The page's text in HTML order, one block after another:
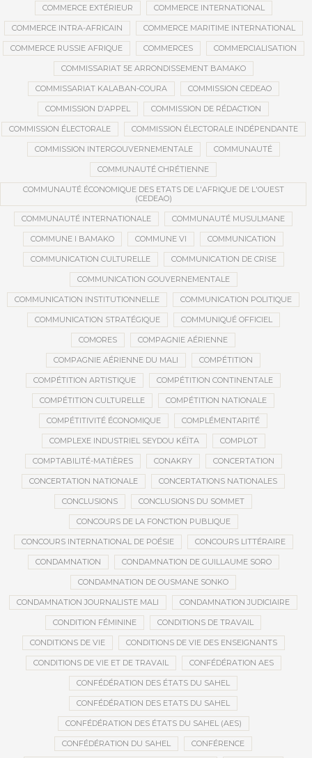
COMMERCE EXTÉRIEUR COMMERCE INTERNATIONAL
COMMERCE INTRA-AFRICAIN COMMERCE MARITIME INTERNATIONAL
COMMERCE RUSSIE AFRIQUE COMMERCES COMMERCIALISATION
COMMISSARIAT 5E ARRONDISSEMENT BAMAKO
COMMISSARIAT KALABAN-COURA COMMISSION CEDEAO
COMMISSION D’APPEL COMMISSION DE RÉDACTION
COMMISSION ÉLECTORALE COMMISSION ÉLECTORALE INDÉPENDANTE
COMMISSION INTERGOUVERNEMENTALE COMMUNAUTÉ
COMMUNAUTÉ CHRÉTIENNE
COMMUNAUTÉ ÉCONOMIQUE DES ETATS DE L'AFRIQUE DE L'OUEST
(CEDEAO)
COMMUNAUTÉ INTERNATIONALE COMMUNAUTÉ MUSULMANE
COMMUNE I BAMAKO COMMUNE VI COMMUNICATION
COMMUNICATION CULTURELLE COMMUNICATION DE CRISE
COMMUNICATION GOUVERNEMENTALE
COMMUNICATION INSTITUTIONNELLE COMMUNICATION POLITIQUE
COMMUNICATION STRATÉGIQUE COMMUNIQUÉ OFFICIEL
COMORES COMPAGNIE AÉRIENNE
COMPAGNIE AÉRIENNE DU MALI COMPÉTITION
COMPÉTITION ARTISTIQUE COMPÉTITION CONTINENTALE
COMPÉTITION CULTURELLE COMPÉTITION NATIONALE
COMPÉTITIVITÉ ÉCONOMIQUE COMPLÉMENTARITÉ
COMPLEXE INDUSTRIEL SEYDOU KÉÏTA COMPLOT
COMPTABILITÉ-MATIÈRES CONAKRY CONCERTATION
CONCERTATION NATIONALE CONCERTATIONS NATIONALES
CONCLUSIONS CONCLUSIONS DU SOMMET
CONCOURS DE LA FONCTION PUBLIQUE
CONCOURS INTERNATIONAL DE POÉSIE CONCOURS LITTÉRAIRE
CONDAMNATION CONDAMNATION DE GUILLAUME SORO
CONDAMNATION DE OUSMANE SONKO
CONDAMNATION JOURNALISTE MALI CONDAMNATION JUDICIAIRE
CONDITION FÉMININE CONDITIONS DE TRAVAIL
CONDITIONS DE VIE CONDITIONS DE VIE DES ENSEIGNANTS
CONDITIONS DE VIE ET DE TRAVAIL CONFÉDÉRATION AES
CONFÉDÉRATION DES ÉTATS DU SAHEL
CONFÉDÉRATION DES ETATS DU SAHEL
CONFÉDÉRATION DES ÉTATS DU SAHEL (AES)
CONFÉDÉRATION DU SAHEL CONFÉRENCE